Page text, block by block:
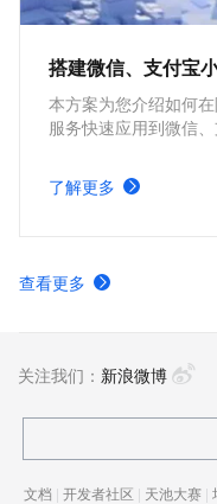
搭建微信、支付宝
本方案为您介绍如何
服务快速应用到微信、
了解更多
查看更多
关注我们： 新浪微博
文档 | 开发者社区 | 天池大赛 |